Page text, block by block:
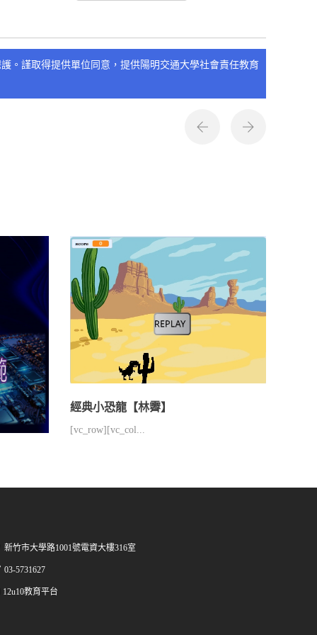
。謹取得提供單位同意，提供陽明交通大學社會責任教育
經典小恐龍【林霽】
[vc_row][vc_col...
新竹市大學路1001號電資大樓316室
03-5731627
12u10教育平台